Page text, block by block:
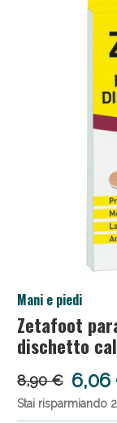
Mani e piedi
Zetafoot
dischetto
8,90 €
Stai risparmiando
Drenanti e
Salini e